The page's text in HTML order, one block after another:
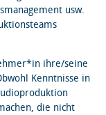
usw.
ihre/seine
Kenntnisse in
die nicht